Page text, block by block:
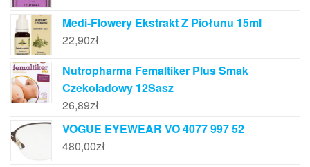
Medi-Flowery Ekstrakt Z Piołunu 15ml
22,90zł
Nutropharma Femaltiker Plus Smak
Czekoladowy 12Sasz
26,89zł
VOGUE EYEWEAR VO 4077 997 52
480,00zł